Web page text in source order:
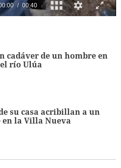
cadáver de un hombre en
río Ulúa
su casa acribillan a un
en la Villa Nueva